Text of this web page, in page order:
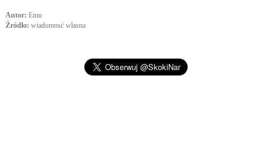
Autor: Emu
Źródło: wiadomosć własna